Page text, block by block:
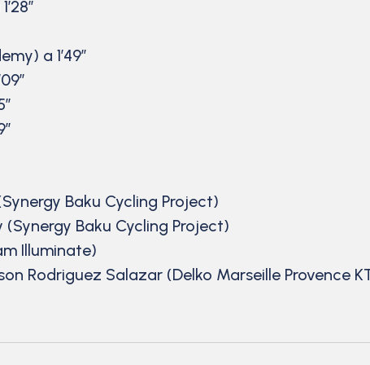
a 1’49”
Baku Cycling Project)
(Synergy Baku Cycling Project)
Illuminate)
Rodriguez Salazar (Delko Marseille Provence